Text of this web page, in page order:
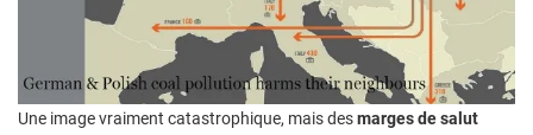
Une image vraiment catastrophique, mais desmarges de salut